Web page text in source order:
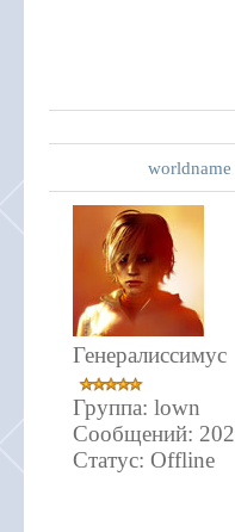
worldname
Генералиссимус
Группа: lown
Сообщений: 202
Статус: Offline